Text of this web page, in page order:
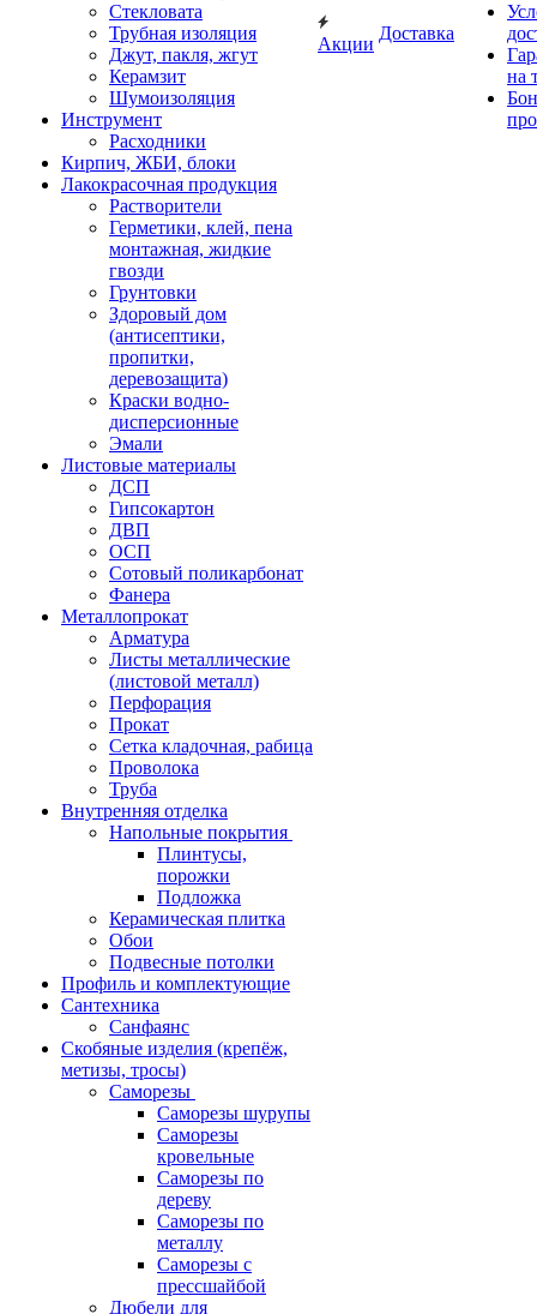
Стекловата
Трубная изоляция
Джут, пакля, жгут
Керамзит
Шумоизоляция
Инструмент
Расходники
Кирпич, ЖБИ, блоки
Лакокрасочная продукция
Растворители
Герметики, клей, пена
монтажная, жидкие
гвозди
Грунтовки
Здоровый дом
(антисептики,
пропитки,
деревозащита)
Краски водно-
дисперсионные
Эмали
Листовые материалы
ДСП
Гипсокартон
ДВП
ОСП
Сотовый поликарбонат
Фанера
Металлопрокат
Арматура
Листы металлические
(листовой металл)
Перфорация
Прокат
Сетка кладочная, рабица
Проволока
Труба
Внутренняя отделка
Напольные покрытия
Плинтусы,
порожки
Подложка
Керамическая плитка
Обои
Подвесные потолки
Профиль и комплектующие
Сантехника
Санфаянс
Скобяные изделия (крепёж,
метизы, тросы)
Саморезы
Саморезы шурупы
Саморезы
кровельные
Саморезы по
дереву
Саморезы по
металлу
Саморезы с
прессшайбой
Дюбели для
Акции
Доставка
на